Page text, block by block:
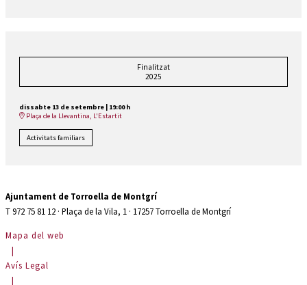
Finalitzat
2025
dissabte 13 de setembre | 19:00 h
Plaça de la Llevantina, L'Estartit
Activitats familiars
Ajuntament de Torroella de Montgrí
T 972 75 81 12 · Plaça de la Vila, 1 · 17257 Torroella de Montgrí
Mapa del web
|
Avís Legal
|